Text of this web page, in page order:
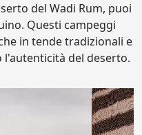
del Wadi Rum, puoi
Questi campeggi
in tende tradizionali e
del deserto.